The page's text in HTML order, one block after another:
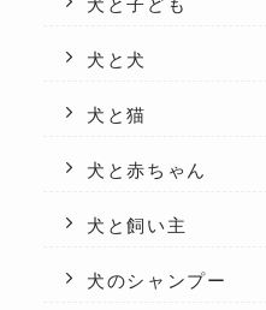
犬と子ども
犬と犬
犬と猫
犬と赤ちゃん
犬と飼い主
犬のシャンプー